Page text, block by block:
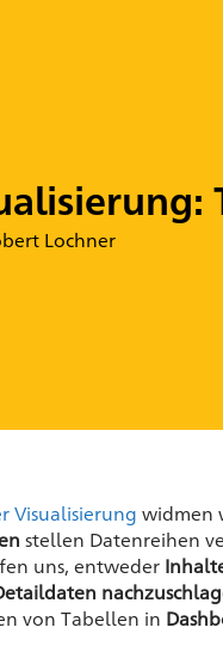
Lochner
Visualisierung widmen
stellen Datenreihen
uns, entweder
von Tabellen in